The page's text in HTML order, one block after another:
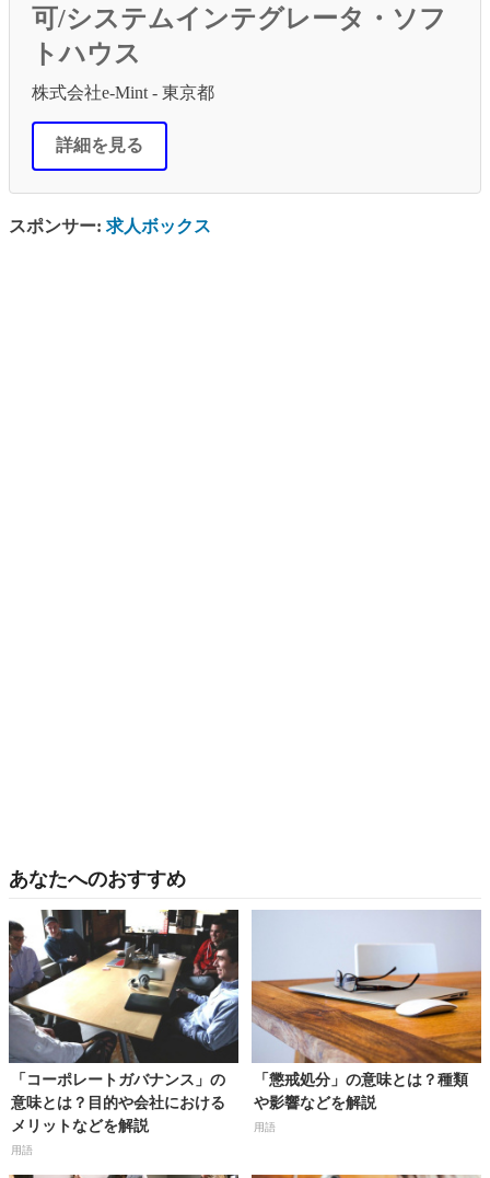
可/システムインテグレータ・ソフ
トハウス
株式会社e-Mint - 東京都
詳細を見る
スポンサー: 求人ボックス
あなたへのおすすめ
「コーポレートガバナンス」の
意味とは？目的や会社における
メリットなどを解説
用語
「懲戒処分」の意味とは？種類
や影響などを解説
用語